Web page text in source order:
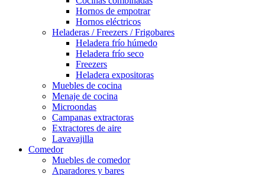
Hornos de empotrar
Hornos eléctricos
Heladeras / Freezers / Frigobares
Heladera frío húmedo
Heladera frío seco
Freezers
Heladera expositoras
Muebles de cocina
Menaje de cocina
Microondas
Campanas extractoras
Extractores de aire
Lavavajilla
Comedor
Muebles de comedor
Aparadores y bares